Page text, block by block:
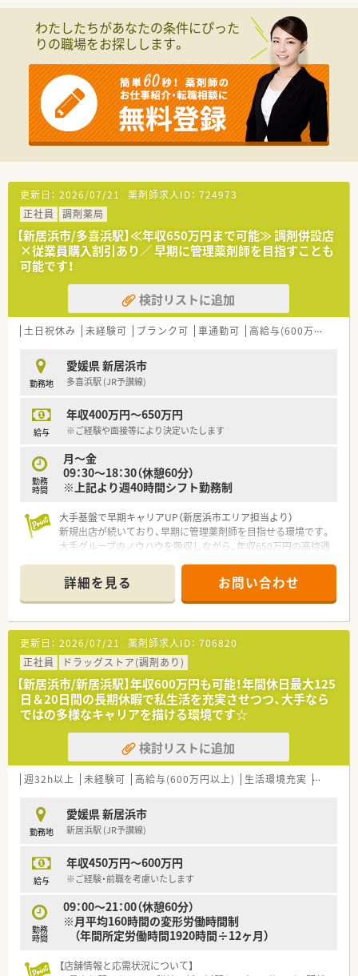
■主に一人薬剤師体制で運営されており個人の裁量を持っての
びのびと調剤業務に取り組める環境が整っています。
■併設されている店舗のスタッフともしっかりと連携を取りな
がら活気ある雰囲気の中で業務を進めていただけます。
【法人特徴について】
■地域密着型の店舗を多数展開しており多角的な事業運営を通
じて地域の皆様の暮らしを多面的に支えています。
■業界大手のグループ会社として強固な経営基盤と蓄積された
ノウハウを融合させた安定した成長性が魅力です。
■調剤併設型の店舗展開を積極的に進めており該当エリアでも
【勤務実態について】
■1ヶ月単位のシフト制を採用しており予定の管理がしやすくワ
ークライフバランスを保ちやすい勤務体制です。
■急な欠員やご家庭の事情でお休みが必要な際にも近隣店舗か
らの応援体制が整っているため安心して休めます。
■休憩時間は専用のバックヤードでしっかりと確保できメリハ
リをつけて日々の業務に取り組める就業環境です。
わたしたちがあなたの条件にぴった
りの職場をお探しします。
更新日： 2026/07/21 薬剤師求人ID： 724973
正社員
調剤薬局
【新居浜市/多喜浜駅】≪年収650万円まで可能≫ 調剤併設店
×従業員購入割引あり／ 早期に管理薬剤師を目指すことも
可能です！
検討リストに追加
土日祝休み 未経験可 ブランク可 車通勤可 高給与(600万円以上)
勤務地
愛媛県 新居浜市
多喜浜駅 (JR予讃線)
給与
年収400万円～650万円
※ご経験や面接等により決定いたします
勤務
時間
月～金
09：30～18：30（休憩60分）
※上記より週40時間シフト勤務制
大手基盤で早期キャリアUP（新居浜市エリア担当より）
新規出店が続いており、早期に管理薬剤師を目指せる環境です。
大手グループのノウハウを吸収しながら、年収650万円の高待遇
＊------------------------------------------＊
【店舗情報と応需状況について】
■多喜浜駅から車で5分ほどの場所に位置しており、通勤に便利
な立地環境が整っております。
■広域の医療機関から処方箋を応需しているため、幅広い疾患に
対する処方知識を習得できます。
■1人あたり1日20枚程度の処方箋からスタートし、ご自身のペ
ースで業務に慣れていただけます。
【法人特徴について】
■四国エリアを中心に多角的な事業を展開しており、地域に密着
した店舗運営を行っている企業です。
■大手グループの傘下に入ったことで強固な経営基盤を獲得し、
安定した成長を続けているのが特徴です。
はエリア内でも屈指の勢いを誇ります。
【こんな方が活躍中】
取りながら、笑顔で業務に取り組む方が活躍中です。
■未経験やブランクのある状態から入社し、手厚い研修制度を活
■日々の業務改善に積極的に取り組み、自身のスキルアップと店
舗の成長を両立させている方が評価されています。
詳細を見る お問い合わせ
更新日： 2026/07/21 薬剤師求人ID： 706820
正社員
ドラッグストア(調剤あり)
【新居浜市/新居浜駅】年収600万円も可能！年間休日最大125
日＆20日間の長期休暇で私生活を充実させつつ、大手なら
ではの多様なキャリアを描ける環境です☆
検討リストに追加
週32h以上 未経験可 高給与(600万円以上) 生活環境充実 大手チ
勤務地
愛媛県 新居浜市
新居浜駅 (JR予讃線)
給与
年収450万円～600万円
※ご経験・前職を考慮いたします
勤務
時間
09：00～21：00（休憩60分）
※月平均160時間の変形労働時間制
（年間所定労働時間1920時間÷12ヶ月）
【店舗情報と応需状況について】